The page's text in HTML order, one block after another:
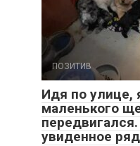
ПОЗИТИВ
Идя по улице,
маленького
увиденное